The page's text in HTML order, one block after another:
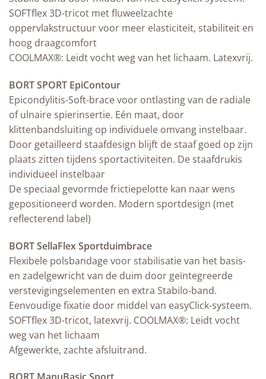
SOFTflex 3D-tricot met fluweelzachte
oppervlakstructuur voor meer elasticiteit, stabiliteit en
hoog draagcomfort
COOLMAX®: Leidt vocht weg van het lichaam. Latexvrij.
BORT SPORT EpiContour
Epicondylitis-Soft-brace voor ontlasting van de radiale
of ulnaire spierinsertie. Eén maat, door
klittenbandsluiting op individuele omvang instelbaar.
Door getailleerd staafdesign blijft de staaf goed op zijn
plaats zitten tijdens sportactiviteiten. De staafdrukis
individueel instelbaar
De speciaal gevormde frictiepelotte kan naar wens
gepositioneerd worden. Modern sportdesign (met
reflecterend label)
BORT SellaFlex Sportduimbrace
Flexibele polsbandage voor stabilisatie van het basis-
en zadelgewricht van de duim door geïntegreerde
verstevigingselementen en extra Stabilo-band.
Eenvoudige fixatie door middel van easyClick-systeem.
SOFTflex 3D-tricot, latexvrij. COOLMAX®: Leidt vocht
weg van het lichaam
Afgewerkte, zachte afsluitrand.